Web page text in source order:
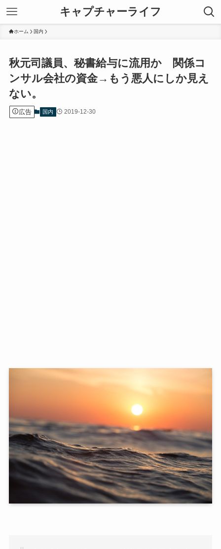
キャプチャーライフ
ホーム 国内
秋元司議員、秘書給与に流用か 関係コ
ンサル会社の資金→もう悪人にしか見え
ない。
広告 国内 2019-12-30